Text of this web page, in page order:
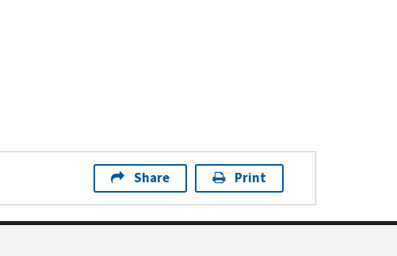
Share Print